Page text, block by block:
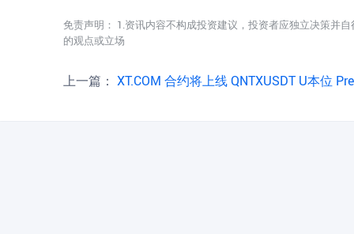
免责声明： 1.资讯内容不构成投资建议，投资者应独立决策并
的观点或立场
上一篇： XT.COM 合约将上线 QNTXUSDT U本位 Pre-IPO 永续合约 (2026-05-